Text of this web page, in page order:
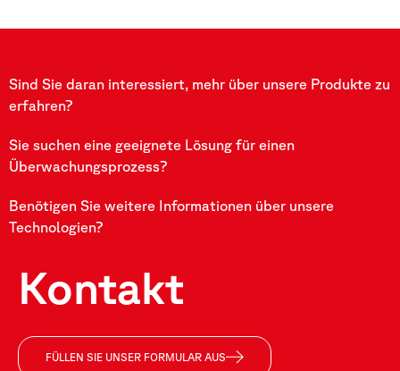
Sind Sie daran interessiert, mehr über unsere Produkte zu
erfahren?
Sie suchen eine geeignete Lösung für einen
Überwachungsprozess?
Benötigen Sie weitere Informationen über unsere
Technologien?
Kontakt
FÜLLEN SIE UNSER FORMULAR AUS